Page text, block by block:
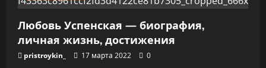
Любовь Успенская — биография,
личная жизнь, достижения
pristroykin_ 17 марта 2022
0